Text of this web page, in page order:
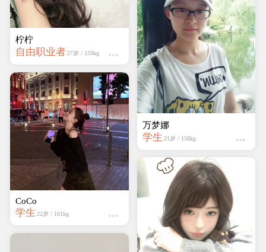
柠柠
自由职业者 27岁 / 159kg
CoCo
学生 22岁 / 161kg
点点
设计师 20岁 / 159kg